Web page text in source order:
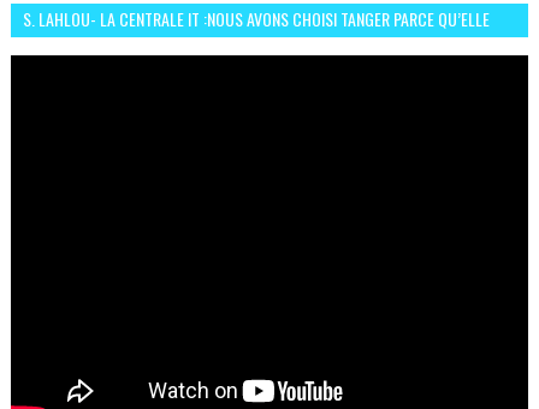
S. LAHLOU- LA CENTRALE IT :NOUS AVONS CHOISI TANGER PARCE QU’ELLE